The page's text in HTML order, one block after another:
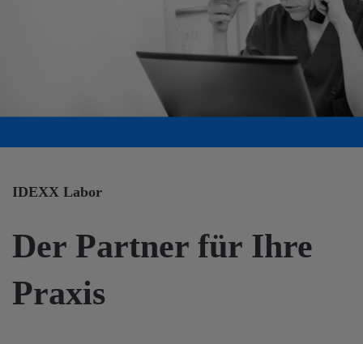
IDEXX Labor
Der Partner für Ihre
Praxis